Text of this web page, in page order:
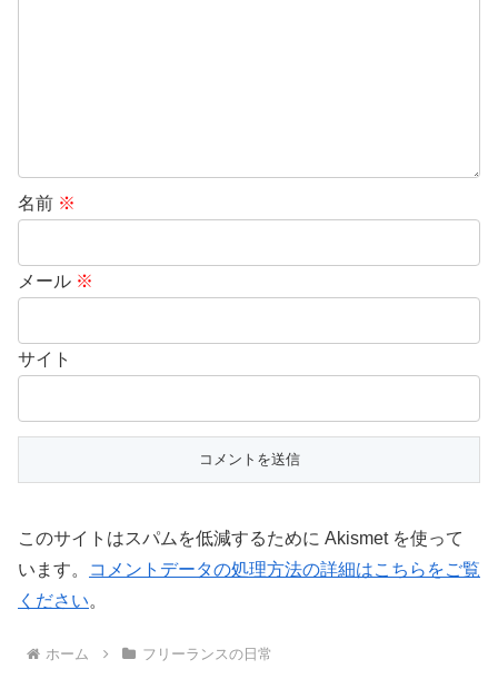
名前 ※
メール ※
サイト
このサイトはスパムを低減するために Akismet を使って
います。
コメントデータの処理方法の詳細はこちらをご覧
ください。
ホーム フリーランスの日常